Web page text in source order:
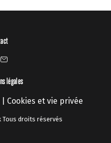
légales
Cookies et vie privée
Tous droits réservés